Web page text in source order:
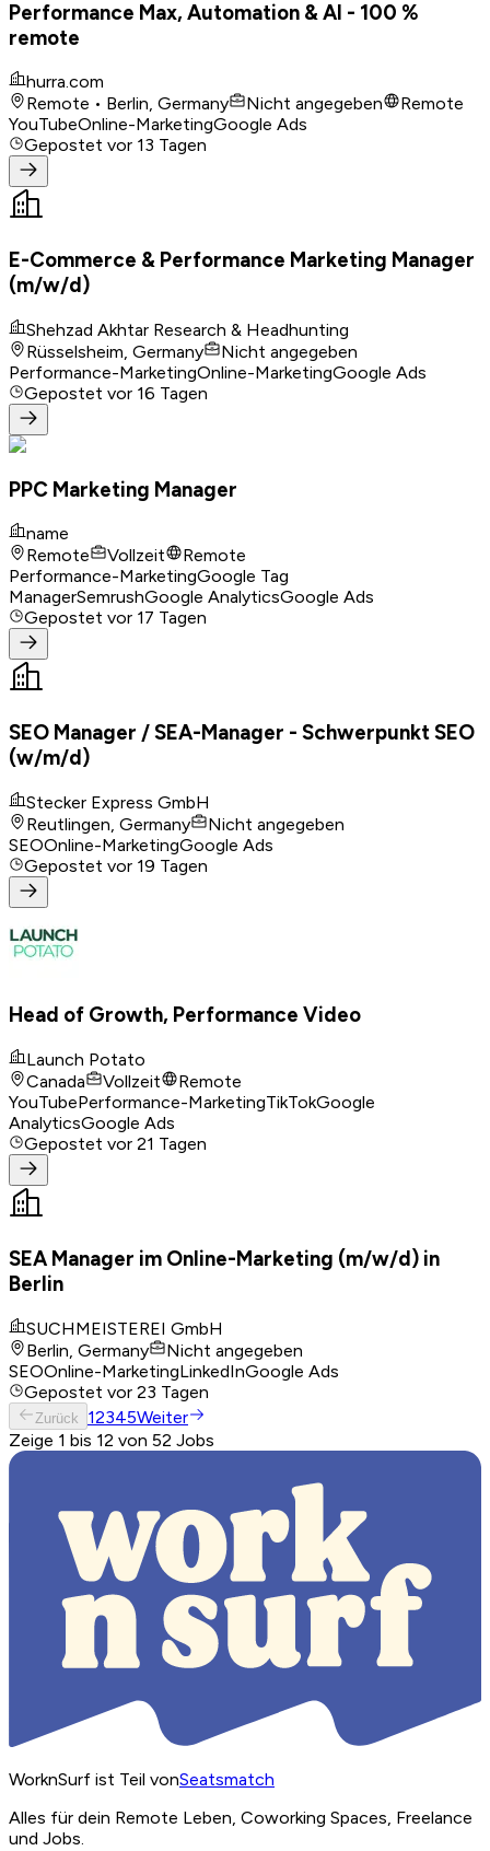
Performance Max, Automation & AI - 100 %
remote
hurra.com
Remote • Berlin, Germany
Nicht angegeben
Remote
YouTubeOnline-MarketingGoogle Ads
Gepostet vor 13 Tagen
E-Commerce & Performance Marketing Manager
(m/w/d)
Shehzad Akhtar Research & Headhunting
Rüsselsheim, Germany
Nicht angegeben
Performance-MarketingOnline-MarketingGoogle Ads
Gepostet vor 16 Tagen
PPC Marketing Manager
name
Remote
Vollzeit
Remote
Performance-MarketingGoogle Tag
ManagerSemrushGoogle AnalyticsGoogle Ads
Gepostet vor 17 Tagen
SEO Manager / SEA-Manager - Schwerpunkt SEO
(w/m/d)
Stecker Express GmbH
Reutlingen, Germany
Nicht angegeben
SEOOnline-MarketingGoogle Ads
Gepostet vor 19 Tagen
Head of Growth, Performance Video
Launch Potato
Canada
Vollzeit
Remote
YouTubePerformance-MarketingTikTokGoogle
AnalyticsGoogle Ads
Gepostet vor 21 Tagen
SEA Manager im Online-Marketing (m/w/d) in
Berlin
SUCHMEISTEREI GmbH
Berlin, Germany
Nicht angegeben
SEOOnline-MarketingLinkedInGoogle Ads
Gepostet vor 23 Tagen
Zurück 12345Weiter
Zeige 1 bis 12 von 52 Jobs
WorknSurf ist Teil vonSeatsmatch
Alles für dein Remote Leben, Coworking Spaces, Freelance
und Jobs.